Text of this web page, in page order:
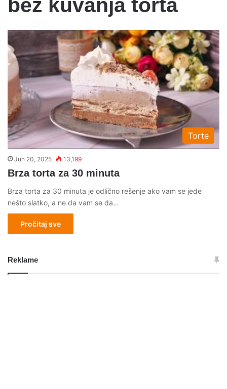
bez kuvanja torta
Torte
Jun 20, 2025 13,199
Brza torta za 30 minuta
Brza torta za 30 minuta je odlično rešenje ako vam se jede
nešto slatko, a ne da vam se da…
Pročitaj sve
Reklame